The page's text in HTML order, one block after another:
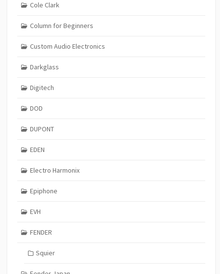
Cole Clark
Column for Beginners
Custom Audio Electronics
Darkglass
Digitech
DOD
DUPONT
EDEN
Electro Harmonix
Epiphone
EVH
FENDER
Squier